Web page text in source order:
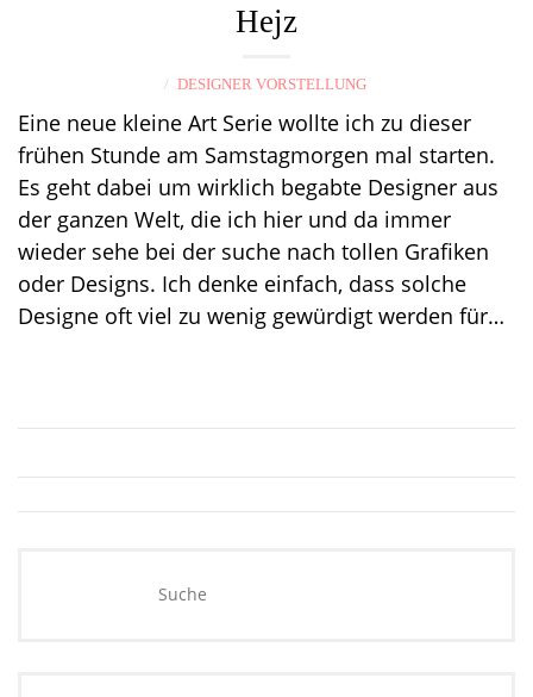
Hejz
DESIGNER VORSTELLUNG
Eine neue kleine Art Serie wollte ich zu dieser
frühen Stunde am Samstagmorgen mal starten.
Es geht dabei um wirklich begabte Designer aus
der ganzen Welt, die ich hier und da immer
wieder sehe bei der suche nach tollen Grafiken
oder Designs. Ich denke einfach, dass solche
Designe oft viel zu wenig gewürdigt werden für…